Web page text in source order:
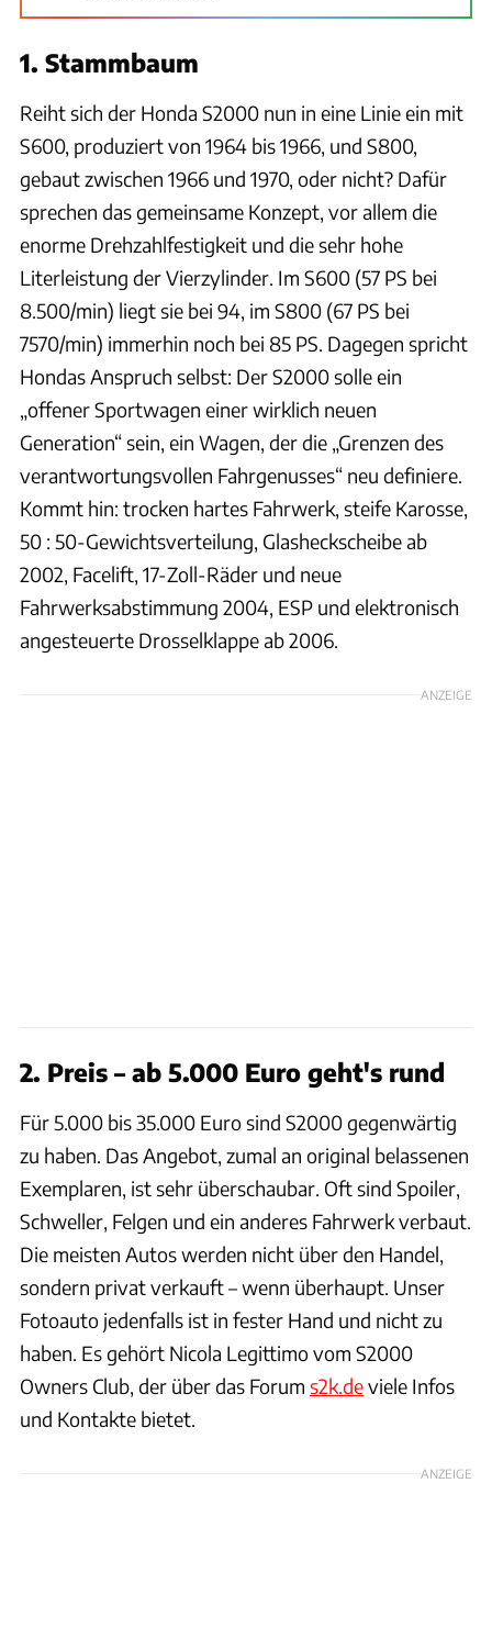
1. Stammbaum
Reiht sich der Honda S2000 nun in eine Linie ein mit
S600, produziert von 1964 bis 1966, und S800,
gebaut zwischen 1966 und 1970, oder nicht? Dafür
sprechen das gemeinsame Konzept, vor allem die
enorme Drehzahlfestigkeit und die sehr hohe
Literleistung der Vierzylinder. Im S600 (57 PS bei
8.500/min) liegt sie bei 94, im S800 (67 PS bei
7570/min) immerhin noch bei 85 PS. Dagegen spricht
Hondas Anspruch selbst: Der S2000 solle ein
„offener Sportwagen einer wirklich neuen
Generation“ sein, ein Wagen, der die „Grenzen des
verantwortungsvollen Fahrgenusses“ neu definiere.
Kommt hin: trocken hartes Fahrwerk, steife Karosse,
50 : 50-Gewichtsverteilung, Glasheckscheibe ab
2002, Facelift, 17-Zoll-Räder und neue
Fahrwerksabstimmung 2004, ESP und elektronisch
angesteuerte Drosselklappe ab 2006.
ANZEIGE
2. Preis – ab 5.000 Euro geht's rund
Für 5.000 bis 35.000 Euro sind S2000 gegenwärtig
zu haben. Das Angebot, zumal an original belassenen
Exemplaren, ist sehr überschaubar. Oft sind Spoiler,
Schweller, Felgen und ein anderes Fahrwerk verbaut.
Die meisten Autos werden nicht über den Handel,
sondern privat verkauft – wenn überhaupt. Unser
Fotoauto jedenfalls ist in fester Hand und nicht zu
haben. Es gehört Nicola Legittimo vom S2000
Owners Club, der über das Forum s2k.deviele Infos
und Kontakte bietet.
ANZEIGE